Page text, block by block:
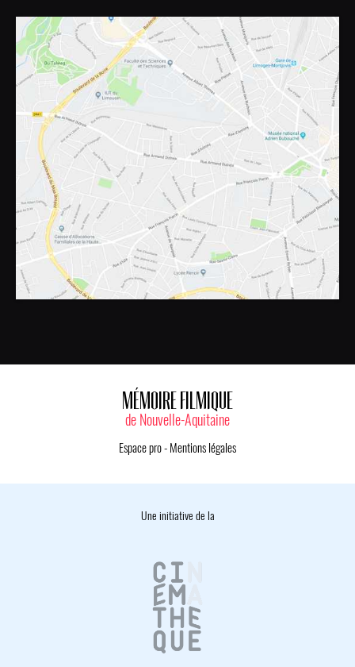
MÉMOIRE FILMIQUE
de Nouvelle-Aquitaine
Espace pro- Mentions légales
Une initiative de la